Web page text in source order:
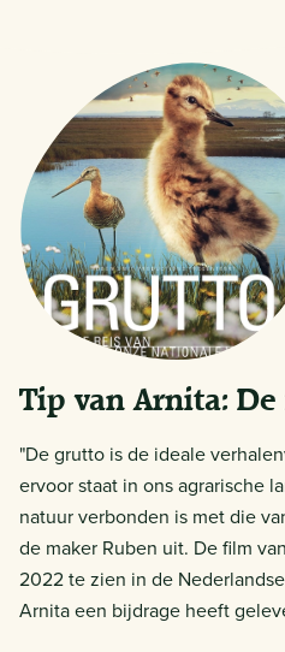
Tip van Arnita:
"De grutto is de ideale
ervoor staat in ons agrarische
natuur verbonden is met die
de maker Ruben uit. De film
2022 te zien in de
Arnita een bijdrage heeft